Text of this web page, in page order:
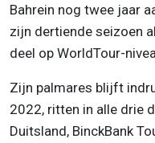
Bahrein nog twee jaar
zijn dertiende seizoen
deel op WorldTour-
Zijn palmares blijft
2022, ritten in alle drie
Duitsland, BinckBank